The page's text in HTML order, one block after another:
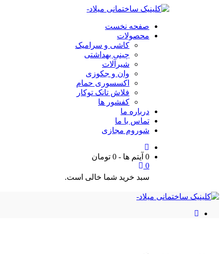
صفحه نخست
محصولات
کاشی و سرامیک
چینی بهداشتی
شیرآلات
وان و جکوزی
اکسسوری حمام
فلاش تانک توکار
کفشور ها
درباره ما
تماس با ما
شوروم مجازی
0 آیتم ها -
0 تومان
0
سبد خرید شما خالی است.